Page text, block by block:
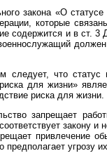
закона «О
которые
содержится и в ст.
следует, что
для жизни»
риска для жизни.
запрещает
закону
привлечение
предполагает угрозу